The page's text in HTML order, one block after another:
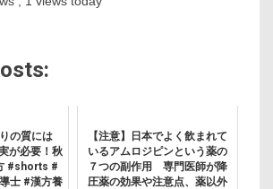
の質には
が必要！秋
#shorts #
士 #漢方養
【注意】日本でよく飲まれて
いるアムロジピンという薬の
７つの副作用 専門医師が降
圧薬の効果や注意点、薬以外